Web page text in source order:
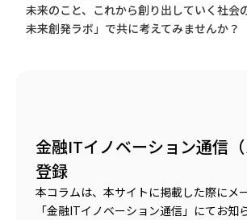
未来のこと、これから創り出していく社会
未来創発ラボ」で共に考えてみませんか？
金融ITイノベーション通信（
登録
本コラムは、本サイトに掲載した際にメ
「金融ITイノベーション通信」にてお知